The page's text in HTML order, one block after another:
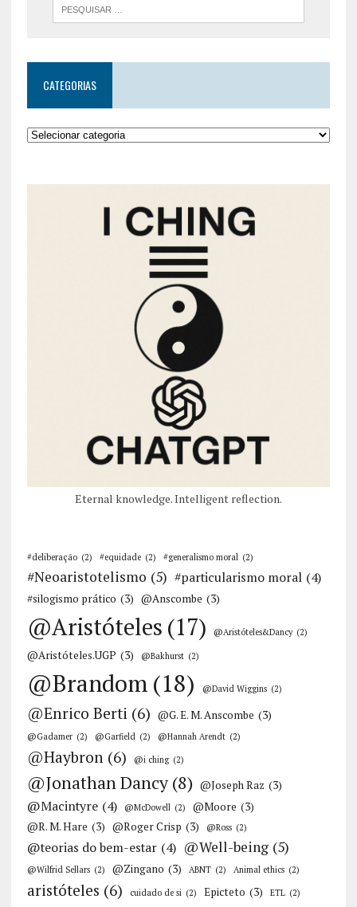
CATEGORIAS
Eternal knowledge. Intelligent reflection.
#deliberação (2) #equidade (2) #generalismo moral (2)
#Neoaristotelismo (5) #particularismo moral (4)
#silogismo prático (3) @Anscombe (3)
@Aristóteles (17) @Aristóteles&Dancy (2)
@Aristóteles.UGP (3) @Bakhurst (2)
@Brandom (18) @David Wiggins (2)
@Enrico Berti (6) @G. E. M. Anscombe (3)
@Gadamer (2) @Garfield (2) @Hannah Arendt (2)
@Haybron (6) @i ching (2)
@Jonathan Dancy (8) @Joseph Raz (3)
@Macintyre (4) @McDowell (2) @Moore (3)
@R. M. Hare (3) @Roger Crisp (3) @Ross (2)
@teorias do bem-estar (4) @Well-being (5)
@Wilfrid Sellars (2) @Zingano (3) ABNT (2) Animal ethics (2)
aristóteles (6) cuidado de si (2) Epicteto (3) ETL (2)